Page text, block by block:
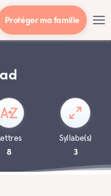
Protéger ma famille
8
Syllabe(s)
3